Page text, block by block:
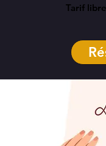
Tarif